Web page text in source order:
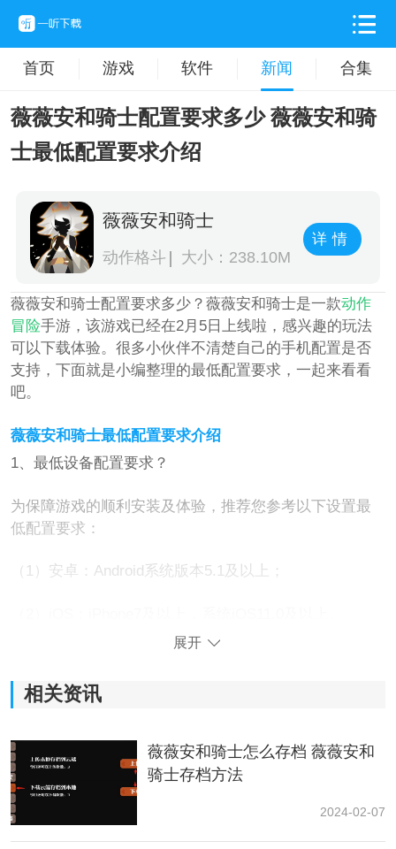
首页 游戏 软件 新闻 合集
薇薇安和骑士配置要求多少 薇薇安和骑
士最低配置要求介绍
薇薇安和骑士
动作格斗 大小：238.10M
详情
薇薇安和骑士配置要求多少？薇薇安和骑士是一款动作
冒险手游，该游戏已经在2月5日上线啦，感兴趣的玩法
可以下载体验。很多小伙伴不清楚自己的手机配置是否
支持，下面就是小编整理的最低配置要求，一起来看看
吧。
薇薇安和骑士最低配置要求介绍
1、最低设备配置要求？
为保障游戏的顺利安装及体验，推荐您参考以下设置最
低配置要求：
（1）安卓：Android系统版本5.1及以上；
展开
相关资讯
薇薇安和骑士怎么存档 薇薇安和
骑士存档方法
2024-02-07